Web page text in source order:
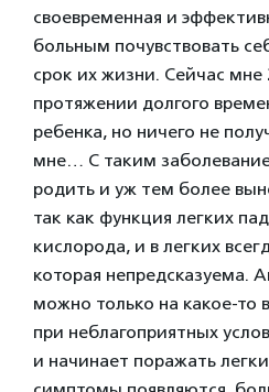
своевременная и
больным почувствовать
срок их жизни. Сейчас
протяжении долгого
ребенка, но ничего не
мне… С таким
родить и уж тем более
так как функция легких
кислорода, и в легких
которая непредсказуема.
можно только на какое-то
при неблагоприятных
и начинает поражать